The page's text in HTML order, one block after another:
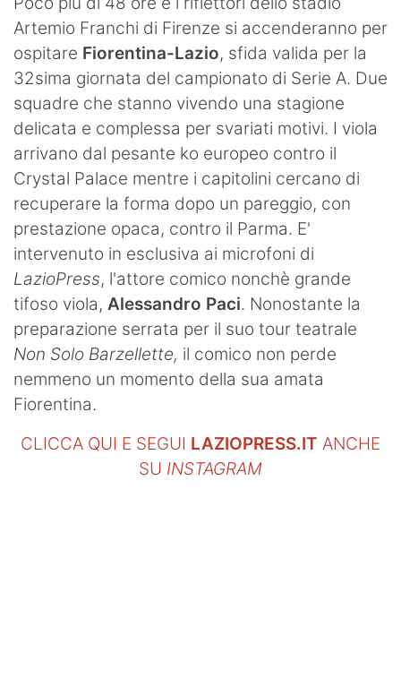
Artemio Franchi di Firenze si accenderanno per
ospitare Fiorentina-Lazio, sfida valida per la
32sima giornata del campionato di Serie A. Due
squadre che stanno vivendo una stagione
delicata e complessa per svariati motivi. I viola
arrivano dal pesante ko europeo contro il
Crystal Palace mentre i capitolini cercano di
recuperare la forma dopo un pareggio, con
prestazione opaca, contro il Parma. E'
intervenuto in esclusiva ai microfoni di
LazioPress, l'attore comico nonchè grande
tifoso viola, Alessandro Paci. Nonostante la
preparazione serrata per il suo tour teatrale
Non Solo Barzellette, il comico non perde
nemmeno un momento della sua amata
Fiorentina.
CLICCA QUI E SEGUI LAZIOPRESS.IT ANCHE
SU INSTAGRAM